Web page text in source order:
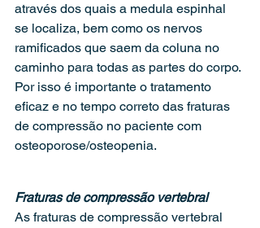
através dos quais a medula espinhal
se localiza, bem como os nervos
ramificados que saem da coluna no
caminho para todas as partes do corpo.
Por isso é importante o tratamento
eficaz e no tempo correto das fraturas
de compressão no paciente com
osteoporose/osteopenia.
Fraturas de compressão vertebral
As fraturas de compressão vertebral